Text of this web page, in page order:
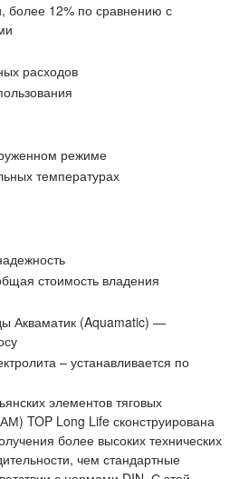
более 12% по сравнению с
расходов
режиме
температурах
стоимость владения
Акваматик (Aquamatic) —
– устанавливается по
элементов тяговых
TOP Long Life сконструирована
более высоких технических
чем стандартные